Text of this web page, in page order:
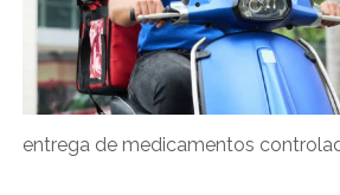
entrega de medicamentos